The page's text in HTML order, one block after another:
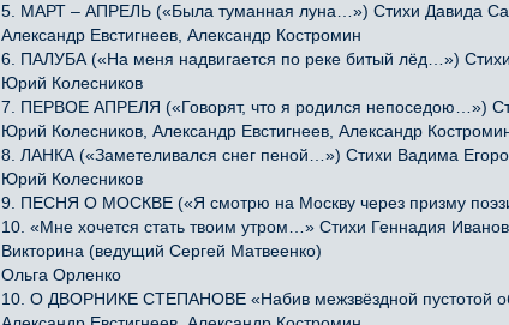
5. МАРТ – АПРЕЛЬ («Была туманная луна…») Стихи Давида
Александр Евстигнеев, Александр Костромин
6. ПАЛУБА («На меня надвигается по реке битый лёд…»)
Юрий Колесников
7. ПЕРВОЕ АПРЕЛЯ («Говорят, что я родился непоседою…»)
Юрий Колесников, Александр Евстигнеев, Александр
8. ЛАНКА («Заметеливался снег пеной…») Стихи Вадима
Юрий Колесников
9. ПЕСНЯ О МОСКВЕ («Я смотрю на Москву через призму
10. «Мне хочется стать твоим утром…» Стихи Геннадия
Викторина (ведущий Сергей Матвеенко)
Ольга Орленко
10. О ДВОРНИКЕ СТЕПАНОВЕ «Набив межзвёздной пустотой